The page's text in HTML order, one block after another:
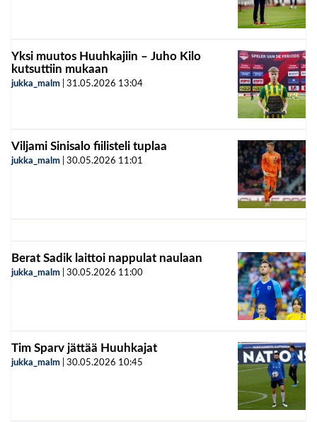
Yksi muutos Huuhkajiin – Juho Kilo
kutsuttiin mukaan
jukka_malm 31.05.2026 13:04
Viljami Sinisalo fiilisteli tuplaa
jukka_malm 30.05.2026 11:01
Berat Sadik laittoi nappulat naulaan
jukka_malm 30.05.2026 11:00
Tim Sparv jättää Huuhkajat
jukka_malm 30.05.2026 10:45